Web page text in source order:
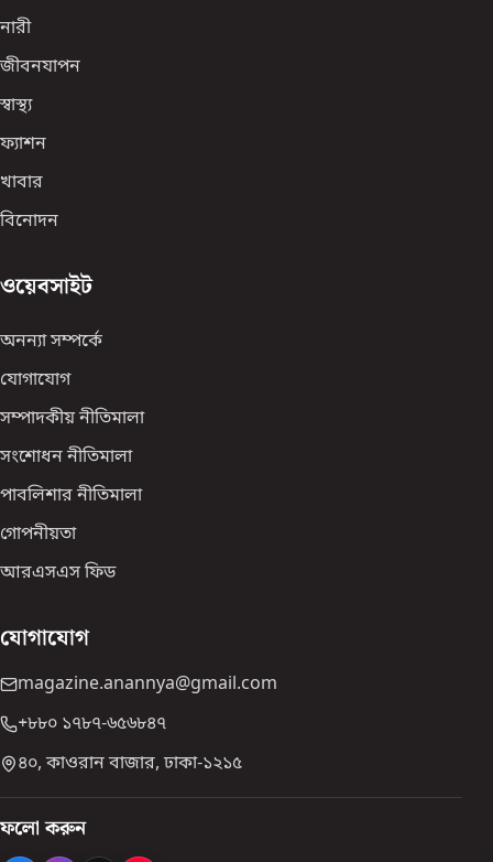
নারী
জীবনযাপন
স্বাস্থ্য
ফ্যাশন
খাবার
বিনোদন
ওয়েবসাইট
অনন্যা সম্পর্কে
যোগাযোগ
সম্পাদকীয় নীতিমালা
সংশোধন নীতিমালা
পাবলিশার নীতিমালা
গোপনীয়তা
আরএসএস ফিড
যোগাযোগ
magazine.anannya@gmail.com
+৮৮০ ১৭৮৭-৬৫৬৮৪৭
৪০, কাওরান বাজার, ঢাকা-১২১৫
ফলো করুন